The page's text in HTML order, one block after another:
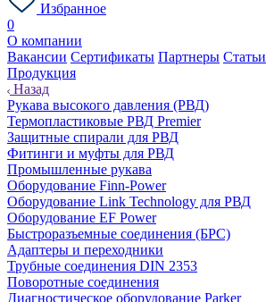
Избранное
0
О компании
Вакансии Сертификаты Партнеры Статьи
Продукция
Назад
Рукава высокого давления (РВД)
Термопластиковые РВД Premier
Защитные спирали для РВД
Фитинги и муфты для РВД
Промышленные рукава
Оборудование Finn-Power
Оборудование Link Technology для РВД
Оборудование EF Power
Быстроразъемные соединения (БРС)
Адаптеры и переходники
Трубные соединения DIN 2353
Поворотные соединения
Диагностическое оборудование Parker